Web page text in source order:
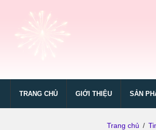
TRANG CHỦ GIỚI THIỆU SẢN
Trang chủ /